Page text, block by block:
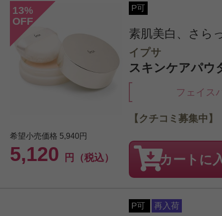
13%
OFF
P可
素肌美白、さら
イプサ
スキンケアパウ
フェイス
希望小売価格 5,940円
5,120 円（税込）
【クチコミ募集中】
カートに
P可 再入荷